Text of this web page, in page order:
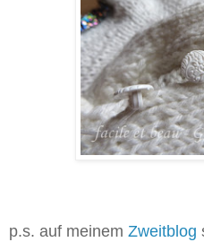
p.s. auf meinem Zweitblog